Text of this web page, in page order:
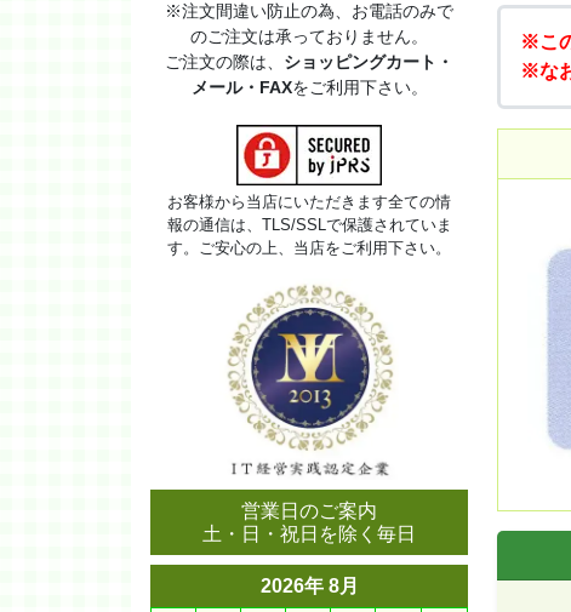
※注文間違い防止の為、お電話のみで
のご注文は承っておりません。
ご注文の際は、 ショッピングカート・
メール・FAXをご利用下さい。
お客様から当店にいただきます全ての情
報の通信は、TLS/SSLで保護されていま
す。ご安心の上、当店をご利用下さい。
営業日のご案内
土・日・祝日を除く毎日
2026年 8月
※こ
※な